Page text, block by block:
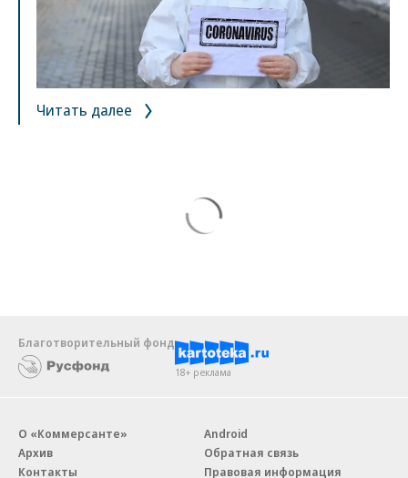
Читать далее
Благотворительный фонд
18+ реклама
О «Коммерсанте»
Архив
Контакты
Android
Обратная связь
Правовая информация